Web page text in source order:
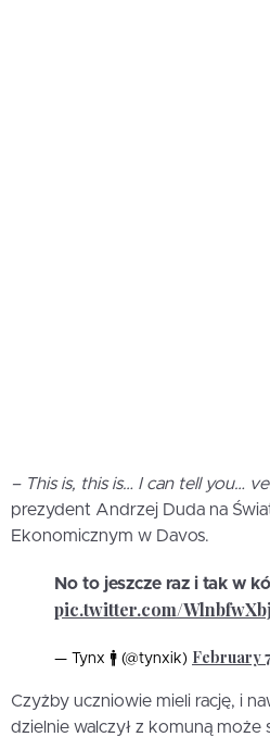
– This is, this is… I can tell you…
prezydent Andrzej Duda na
Ekonomicznym w Davos.
No to jeszcze raz i tak w
pic.twitter.com/
— Tynx 🚹 (@tynxik) February
Czyżby uczniowie mieli rację, i
dzielnie walczył z komuną może